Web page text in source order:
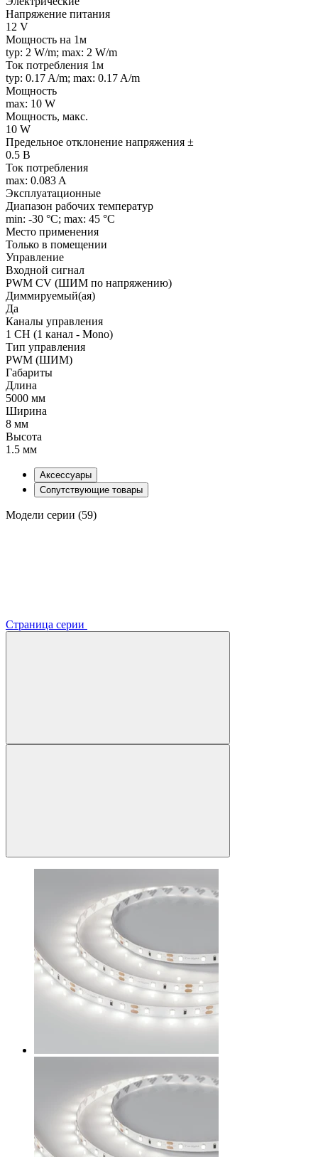
Напряжение питания
12 V
Мощность на 1м
typ: 2 W/m; max: 2 W/m
Ток потребления 1м
typ: 0.17 A/m; max: 0.17 A/m
Мощность
max: 10 W
Мощность, макс.
10 W
Предельное отклонение напряжения ±
0.5 В
Ток потребления
max: 0.083 A
Эксплуатационные
Диапазон рабочих температур
min: -30 °C; max: 45 °C
Место применения
Только в помещении
Управление
Входной сигнал
PWM СV (ШИМ по напряжению)
Диммируемый(ая)
Да
Каналы управления
1 CH (1 канал - Mono)
Тип управления
PWM (ШИМ)
Габариты
Длина
5000 мм
Ширина
8 мм
Высота
1.5 мм
Аксессуары
Сопутствующие товары
Модели серии (59)
Страница серии